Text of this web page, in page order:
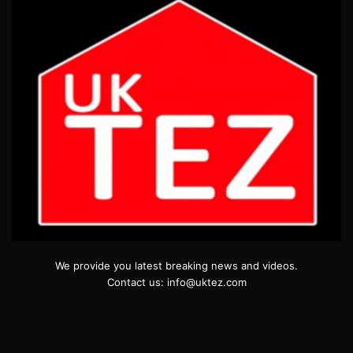
We provide you latest breaking news and videos.
Contact us: info@uktez.com